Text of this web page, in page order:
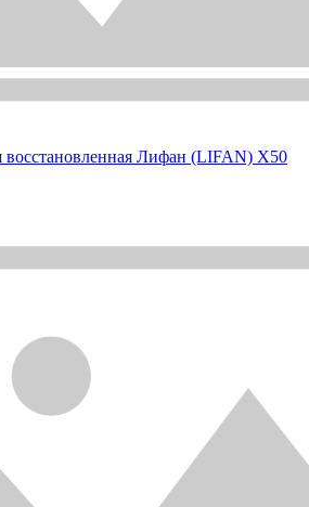
восстановленная Лифан (LIFAN) X50